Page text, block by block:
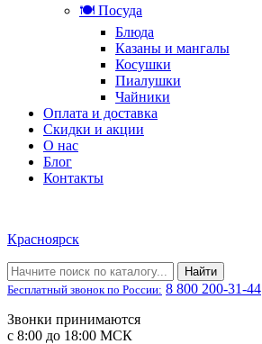
🍽️ Посуда
Блюда
Казаны и мангалы
Косушки
Пиалушки
Чайники
Оплата и доставка
Скидки и акции
О нас
Блог
Контакты
Красноярск
Найти
Бесплатный звонок по России: 8 800 200-31-44
Звонки принимаются
с 8:00 до 18:00 МСК